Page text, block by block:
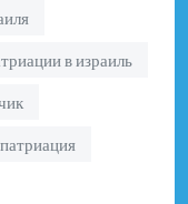
в израиль